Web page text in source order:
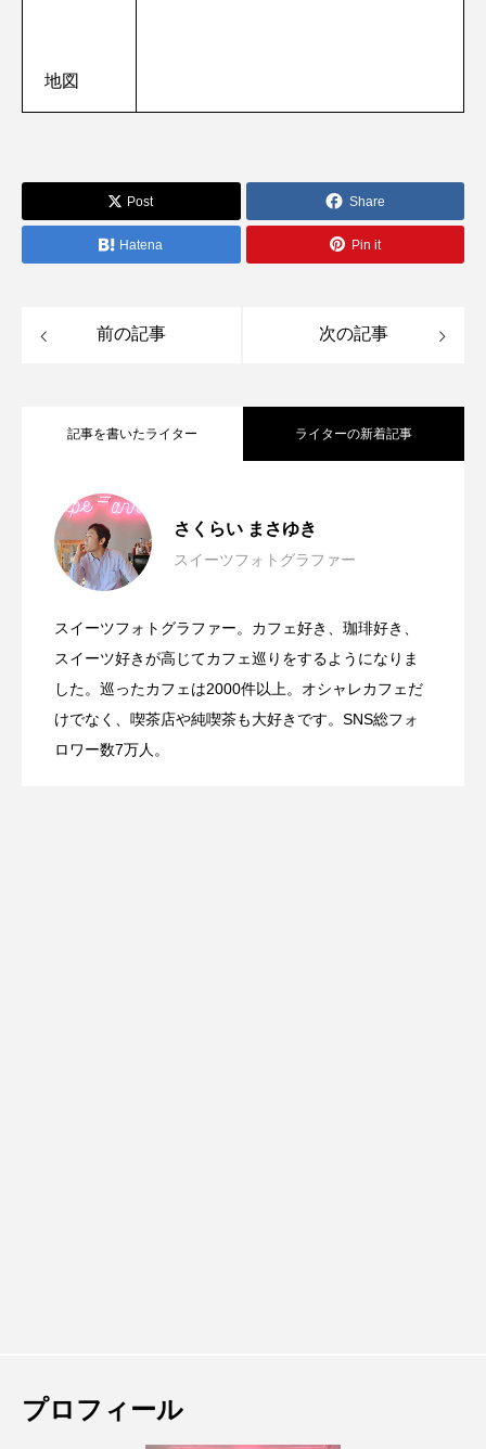
地図
Post Share
Hatena Pin it
前の記事 次の記事
記事を書いたライター ライターの新着記事
さくらい まさゆき
スイーツフォトグラファー
スイーツフォトグラファー。カフェ好き、珈琲好き、
スイーツ好きが高じてカフェ巡りをするようになりま
した。巡ったカフェは2000件以上。オシャレカフェだ
けでなく、喫茶店や純喫茶も大好きです。SNS総フォ
ロワー数7万人。
2026.03.17
パフェ」
2026.03.15
リー＆桜のアフタヌーンティー
2026.03.13 いちごの王様を堪能！ホテルニューオー
タニ幕張の「スーパースイーツビュッフ
プロフィール